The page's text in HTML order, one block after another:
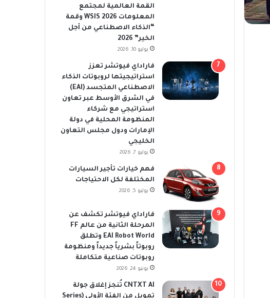
القمة العالمية لمجتمع
المعلومات WSIS 2026 وقمة
“الذكاء الاصطناعي من أجل
الخير” 2026
يوليو 10, 2026
فاراداي فيوتشر تعزز
استراتيجيتها لروبوتات الذكاء
الاصطناعي المتجسد (EAI)
في الشرق الأوسط عبر تعاون
استراتيجي مع شركاء
المنظومة المحلية في دولة
الإمارات ودول مجلس التعاون
الخليجي
يوليو 7, 2026
فهم خيارات تأجير السيارات
المختلفة لكل الاحتياجات
يوليو 5, 2026
فاراداي فيوتشر تكشف عن
المرحلة الثانية من عالم FF
EAI Robot World وتطلق
روبوتاً بشرياً جديداً ومنظومة
روبوتات صناعية متكاملة
يونيو 24, 2026
CNTXT AI تُنجز إغلاق جولة
تمويل من الفئة الأولى (Series